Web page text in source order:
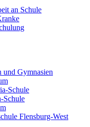
an Schule
und Gymnasien
Schule
Schule
Flensburg-West